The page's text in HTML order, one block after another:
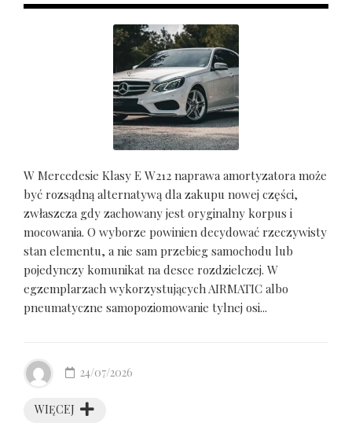
W Mercedesie Klasy E W212 naprawa amortyzatora może
być rozsądną alternatywą dla zakupu nowej części,
zwłaszcza gdy zachowany jest oryginalny korpus i
mocowania. O wyborze powinien decydować rzeczywisty
stan elementu, a nie sam przebieg samochodu lub
pojedynczy komunikat na desce rozdzielczej. W
egzemplarzach wykorzystujących AIRMATIC albo
pneumatyczne samopoziomowanie tylnej osi...
WIĘCEJ
24/07/2026